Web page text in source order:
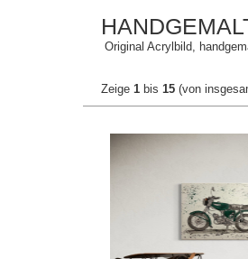
Original Acrylbild,
Zeige 1 bis 15 (von